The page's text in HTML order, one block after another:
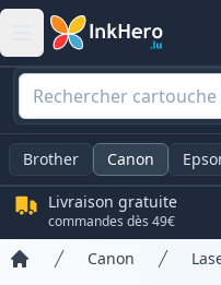
Brother Canon
Livraison gratuite
commandes dès 49€
Canon